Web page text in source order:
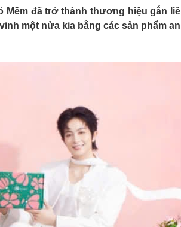
đấu bóng đá
Ô tô - Xe máy
Ô tô
Xe máy
Thời trang
Sao Việt
Mềm đã trở thành thương hiệu gắn
một nửa kia bằng các sản phẩm